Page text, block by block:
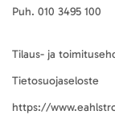
Puh. 010 3495 100
Tilaus- ja
Tietosuojaseloste
https://